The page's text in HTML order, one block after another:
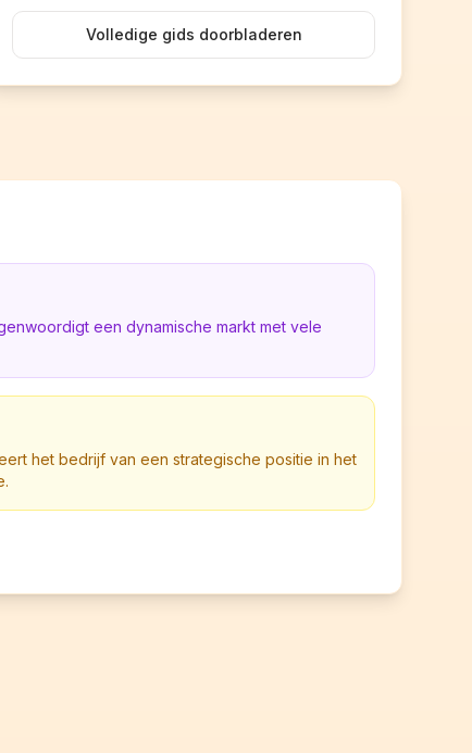
Volledige gids doorbladeren
een dynamische markt met vele
het bedrijf van een strategische positie in het